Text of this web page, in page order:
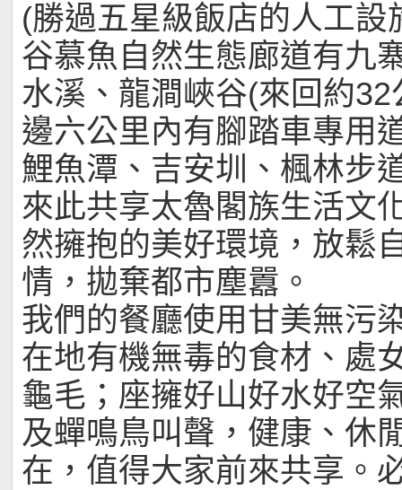
(勝過五星級飯店的人工設
谷慕魚自然生態廊道有九
水溪、龍澗峽谷(來回約
邊六公里內有腳踏車專用
鯉魚潭、吉安圳、楓林步
來此共享太魯閣族生活文
然擁抱的美好環境，放鬆
情，拋棄都市塵囂。
我們的餐廳使用甘美無污
在地有機無毒的食材、處
龜毛；座擁好山好水好空
及蟬鳴鳥叫聲，健康、休
在，值得大家前來共享。